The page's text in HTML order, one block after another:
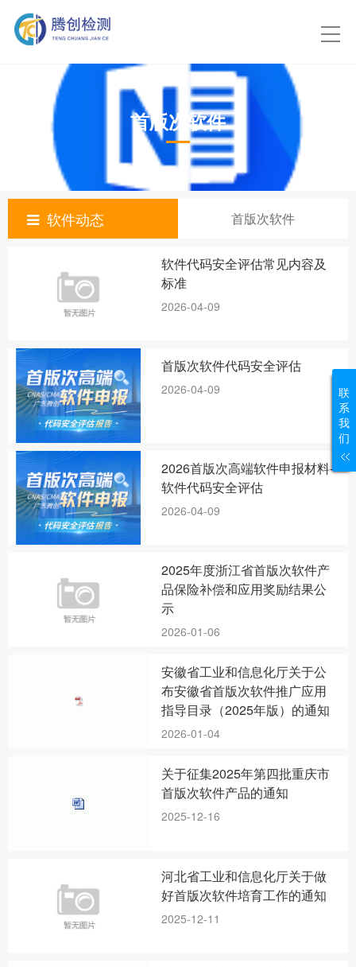
首版次软件
软件动态 首版次软件
软件代码安全评估常见内容及
标准
2026-04-09
首版次软件代码安全评估
2026-04-09
2026首版次高端软件申报材料-
软件代码安全评估
2026-04-09
2025年度浙江省首版次软件产
品保险补偿和应用奖励结果公
示
2026-01-06
安徽省工业和信息化厅关于公
布安徽省首版次软件推广应用
指导目录（2025年版）的通知
2026-01-04
关于征集2025年第四批重庆市
首版次软件产品的通知
2025-12-16
河北省工业和信息化厅关于做
好首版次软件培育工作的通知
2025-12-11
联
系
我
们